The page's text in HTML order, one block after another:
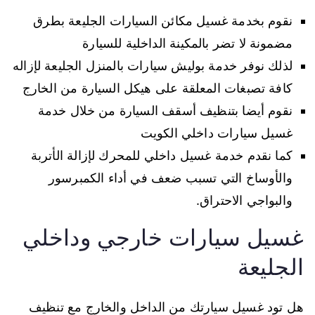
نقوم بخدمة غسيل مكائن السيارات الجليعة بطرق
مضمونة لا تضر بالمكينة الداخلية للسيارة
لذلك نوفر خدمة بوليش سيارات بالمنزل الجليعة لإزاله
كافة تصبغات المعلقة على هيكل السيارة من الخارج
نقوم أيضا بتنظيف أسقف السيارة من خلال خدمة
غسيل سيارات داخلي الكويت
كما نقدم خدمة غسيل داخلي للمحرك لإزالة الأتربة
والأوساخ التي تسبب ضعف في أداء الكمبرسور
والبواجي الاحتراق.
غسيل سيارات خارجي وداخلي
الجليعة
هل تود غسيل سيارتك من الداخل والخارج مع تنظيف